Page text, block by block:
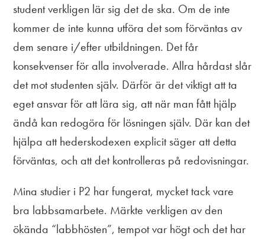
student verkligen lär sig det de ska. Om de inte
kommer de inte kunna utföra det som förväntas av
dem senare i/efter utbildningen. Det får
konsekvenser för alla involverade. Allra hårdast slår
det mot studenten själv. Därför är det viktigt att ta
eget ansvar för att lära sig, att när man fått hjälp
ändå kan redogöra för lösningen själv. Där kan det
hjälpa att hederskodexen explicit säger att detta
förväntas, och att det kontrolleras på redovisningar.
Mina studier i P2 har fungerat, mycket tack vare
bra labbsamarbete. Märkte verkligen av den
ökända “labbhösten”, tempot var högt och det har